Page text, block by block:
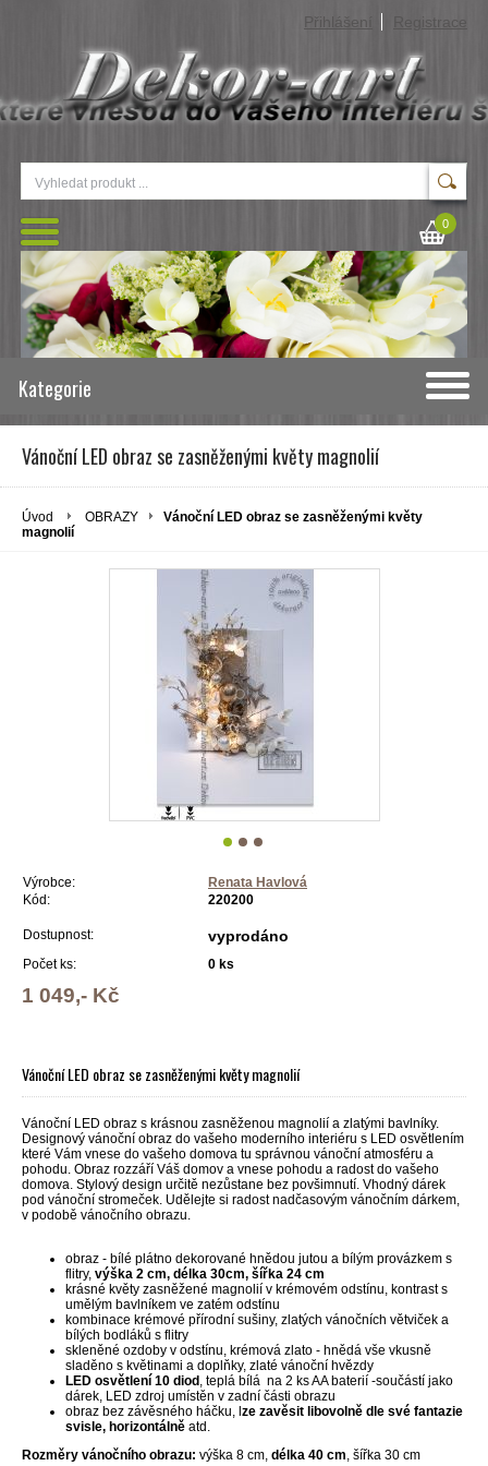
Přihlášení Registrace
0
Kategorie
Vánoční LED obraz se zasněženými květy magnolií
Úvod OBRAZY
Vánoční LED obraz se zasněženými květy
magnolií
Výrobce:
Renata Havlová
Kód:
220200
Dostupnost: vyprodáno
Počet ks: 0 ks
1 049,- Kč
Vánoční LED obraz se zasněženými květy magnolií
Vánoční LED obraz s krásnou zasněženou magnolií a zlatými bavlníky.
Designový vánoční obraz do vašeho moderního interiéru s LED osvětlením
které Vám vnese do vašeho domova tu správnou vánoční atmosféru a
pohodu. Obraz rozzáří Váš domov a vnese pohodu a radost do vašeho
domova. Stylový design určitě nezůstane bez povšimnutí. Vhodný dárek
pod vánoční stromeček. Udělejte si radost nadčasovým vánočním dárkem,
v podobě vánočního obrazu.
obraz - bílé plátno dekorované hnědou jutou a bílým provázkem s
flitry, výška 2 cm, délka 30cm, šířka 24 cm
krásné květy zasněžené magnolií v krémovém odstínu, kontrast s
umělým bavlníkem ve zatém odstínu
kombinace krémové přírodní sušiny, zlatých vánočních větviček a
bílých bodláků s flitry
skleněné ozdoby v odstínu, krémová zlato - hnědá vše vkusně
sladěno s květinami a doplňky, zlaté vánoční hvězdy
LED osvětlení 10 diod , teplá bílá na 2 ks AA baterií -součástí jako
dárek, LED zdroj umístěn v zadní části obrazu
obraz bez závěsného háčku, l ze zavěsit libovolně dle své fantazie
svisle, horizontálně atd.
Rozměry vánočního obrazu: výška 8 cm, délka 40 cm, šířka 30 cm